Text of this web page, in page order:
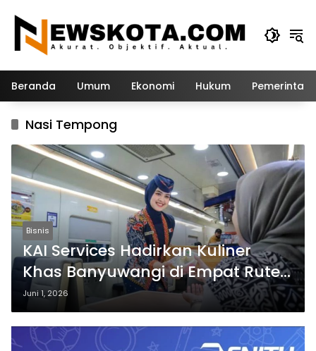
konten
Beranda Umum Ekonomi Hukum
Nasi Tempong
Bisnis
KAI Services Hadirkan Kuliner
Khas Banyuwangi di Empat Rute
Kereta Api
Juni 1, 2026